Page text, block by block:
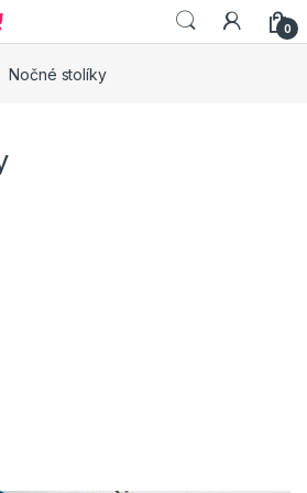
0
Nočné stolíky